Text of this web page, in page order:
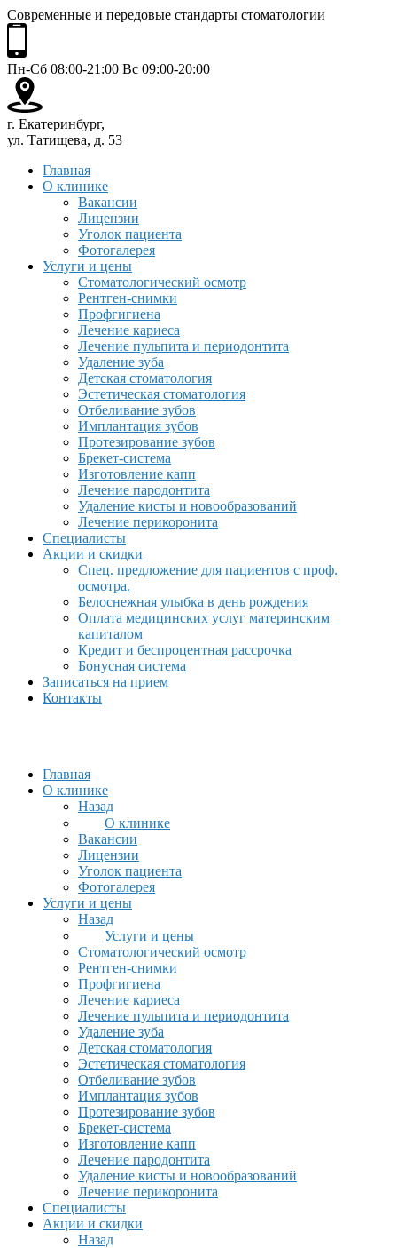
Современные и передовые стандарты стоматологии
Пн-Сб 08:00-21:00 Вс 09:00-20:00
г. Екатеринбург,
ул. Татищева, д. 53
Главная
О клинике
Вакансии
Лицензии
Уголок пациента
Фотогалерея
Услуги и цены
Стоматологический осмотр
Рентген-снимки
Профгигиена
Лечение кариеса
Лечение пульпита и периодонтита
Удаление зуба
Детская стоматология
Эстетическая стоматология
Отбеливание зубов
Имплантация зубов
Протезирование зубов
Брекет-система
Изготовление капп
Лечение пародонтита
Удаление кисты и новообразований
Лечение перикоронита
Специалисты
Акции и скидки
Спец. предложение для пациентов с проф.
осмотра.
Белоснежная улыбка в день рождения
Оплата медицинских услуг материнским
капиталом
Кредит и беспроцентная рассрочка
Бонусная система
Записаться на прием
Контакты
Главная
О клинике
Назад
О клинике
Вакансии
Лицензии
Уголок пациента
Фотогалерея
Услуги и цены
Назад
Услуги и цены
Стоматологический осмотр
Рентген-снимки
Профгигиена
Лечение кариеса
Лечение пульпита и периодонтита
Удаление зуба
Детская стоматология
Эстетическая стоматология
Отбеливание зубов
Имплантация зубов
Протезирование зубов
Брекет-система
Изготовление капп
Лечение пародонтита
Удаление кисты и новообразований
Лечение перикоронита
Специалисты
Акции и скидки
Назад